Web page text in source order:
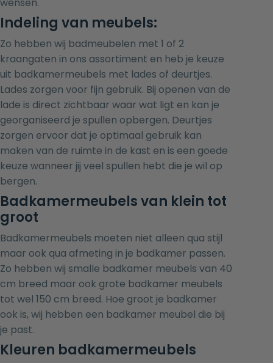
Indeling van meubels:
Zo hebben wij badmeubelen met 1 of 2
kraangaten in ons assortiment en heb je keuze
uit badkamermeubels met lades of deurtjes.
Lades zorgen voor fijn gebruik. Bij openen van de
lade is direct zichtbaar waar wat ligt en kan je
georganiseerd je spullen opbergen. Deurtjes
zorgen ervoor dat je optimaal gebruik kan
maken van de ruimte in de kast en is een goede
keuze wanneer jij veel spullen hebt die je wil op
bergen.
Badkamermeubels van klein tot
groot
Badkamermeubels moeten niet alleen qua stijl
maar ook qua afmeting in je badkamer passen.
Zo hebben wij smalle badkamer meubels van 40
cm breed maar ook grote badkamer meubels
tot wel 150 cm breed. Hoe groot je badkamer
ook is, wij hebben een badkamer meubel die bij
je past.
Kleuren badkamermeubels